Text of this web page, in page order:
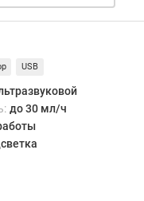
USB
до 30 мл/ч